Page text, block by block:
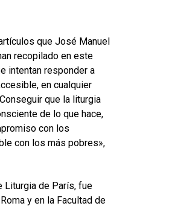
que José Manuel
recopilado en este
intentan responder a
en cualquier
que la liturgia
de lo que hace,
con los
con los más pobres»,
Liturgia de París, fue
y en la Facultad de